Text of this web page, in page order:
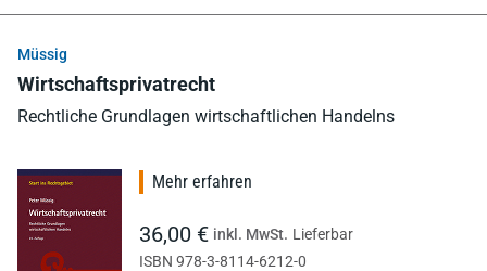
Müssig
Wirtschaftsprivatrecht
Rechtliche Grundlagen wirtschaftlichen Handelns
Mehr erfahren
36,00 € inkl. MwSt. Lieferbar
ISBN 978-3-8114-6212-0